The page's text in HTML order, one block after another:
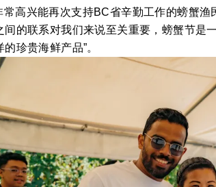
常高兴能再次支持BC省辛勤工作的螃蟹
间的联系对我们来说至关重要，螃蟹节是
珍贵海鲜产品”。